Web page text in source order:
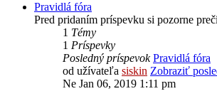
Pravidlá fóra
Pred pridaním príspevku si pozorne
1 Témy
1 Príspevky
Posledný príspevok Pravidlá fóra
od užívateľa siskin Zobraziť
Ne Jan 06, 2019 1:11 pm